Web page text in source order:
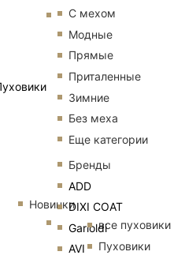
С мехом
Модные
Прямые
Приталенные
Зимние
Без меха
Еще категории
Бренды
ADD
DIXI COAT
Garioldi
AVI
Новинки
все пуховики
Пуховики